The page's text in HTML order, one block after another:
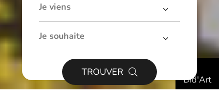
Did'Art
Je viens
Je souhaite
TROUVER